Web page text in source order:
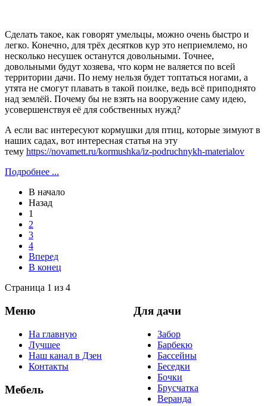
Сделать такое, как говорят умельцы, можно очень быстро и
легко. Конечно, для трёх десятков кур это неприемлемо, но
несколько несушек останутся довольными. Точнее,
довольными будут хозяева, что корм не валяется по всей
территории дачи. По нему нельзя будет топтаться ногами, а
утята не смогут плавать в такой поилке, ведь всё приподнято
над землёй. Почему бы не взять на вооружение саму идею,
усовершенствуя её для собственных нужд?
А если вас интересуют кормушки для птиц, которые зимуют в
наших садах, вот интересная статья на эту
тему https://novamett.ru/kormushka/iz-podruchnykh-materialov
Подробнее ...
В начало
Назад
1
2
3
4
Вперед
В конец
Страница 1 из 4
Меню
На главную
Лучшее
Наш канал в Дзен
Контакты
Мебель
Для дачи
Забор
Барбекю
Бассейны
Беседки
Бочки
Брусчатка
Веранда